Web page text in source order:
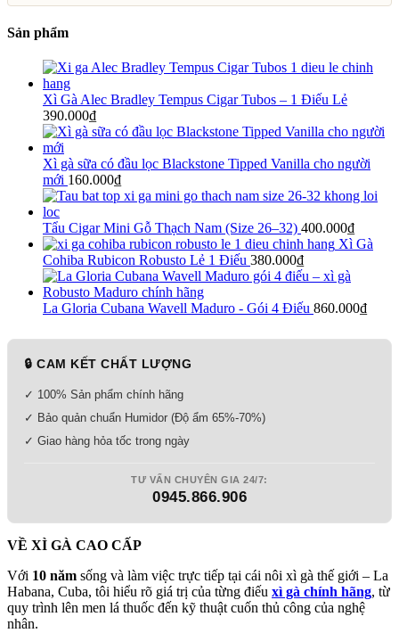
Sản phẩm
Xì Gà Alec Bradley Tempus Cigar Tubos – 1 Điếu Lẻ
390.000₫
Xì gà sữa có đầu lọc Blackstone Tipped Vanilla cho người
mới 160.000₫
Tẩu Cigar Mini Gỗ Thạch Nam (Size 26–32) 400.000₫
Xì Gà
Cohiba Rubicon Robusto Lẻ 1 Điếu 380.000₫
La Gloria Cubana Wavell Maduro - Gói 4 Điếu 860.000₫
🔒 CAM KẾT CHẤT LƯỢNG
✓ 100% Sản phẩm chính hãng
✓ Bảo quản chuẩn Humidor (Độ ẩm 65%-70%)
✓ Giao hàng hỏa tốc trong ngày
TƯ VẤN CHUYÊN GIA 24/7:
0945.866.906
VỀ XÌ GÀ CAO CẤP
Với 10 năm sống và làm việc trực tiếp tại cái nôi xì gà thế giới – La
Habana, Cuba, tôi hiểu rõ giá trị của từng điếu xì gà chính hãng, từ
quy trình lên men lá thuốc đến kỹ thuật cuốn thủ công của nghệ
nhân.